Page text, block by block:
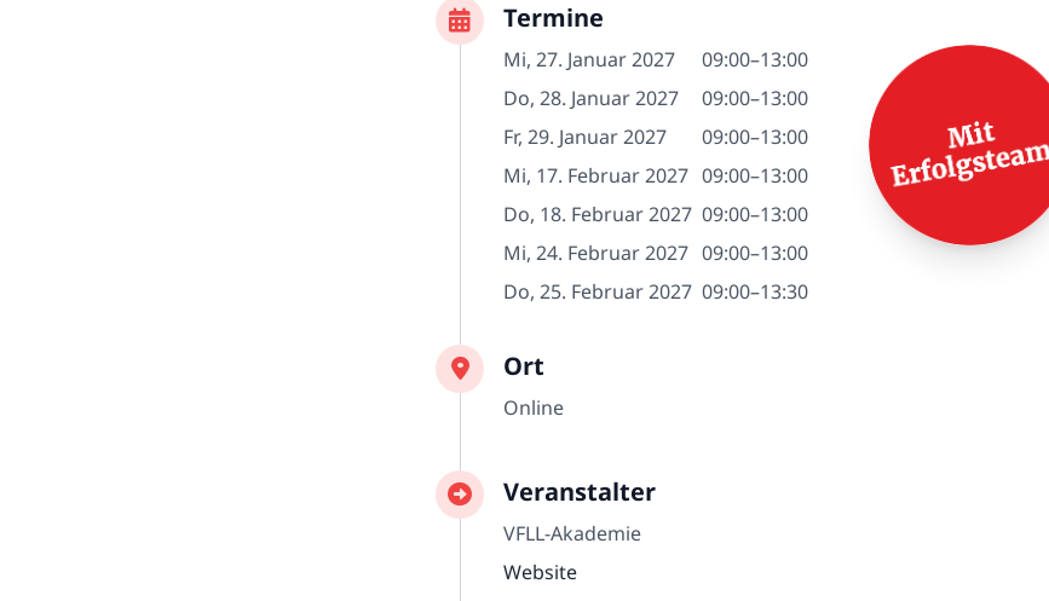
Termine
Mi, 27. Januar 2027
09:00–13:00
Do, 28. Januar 2027
09:00–13:00
Fr, 29. Januar 2027
09:00–13:00
Mi, 17. Februar 2027 09:00–13:00
Do, 18. Februar 2027 09:00–13:00
Mi, 24. Februar 2027 09:00–13:00
Do, 25. Februar 2027 09:00–13:30
Ort
Online
Veranstalter
VFLL-Akademie
Website